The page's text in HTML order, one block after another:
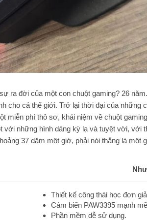
ra đời của một con chuột gaming? 26
cho cả thế giới. Trở lại thời đại của những
miễn phí thô sơ, khái niệm về chuột
với những hình dáng kỳ lạ và tuyệt vời, với
37 dặm một giờ, phải nói thẳng là một
Thiết kế công thái học đơn
Cảm biến PAW3395 mạnh
Phần mềm dễ sử dụng.